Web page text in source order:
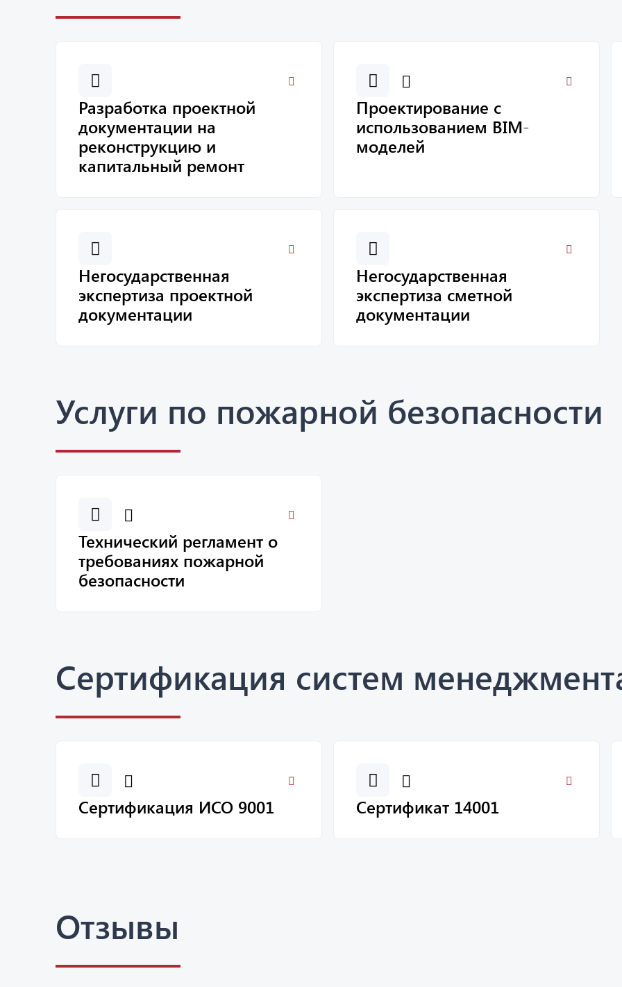
Разработка проектной
документации на
реконструкцию и
капитальный ремонт
Проектирование с
использованием BIM-
моделей
Негосударственная
экспертиза проектной
документации
Негосударственная
экспертиза сметной
документации
Услуги по пожарной безопасности
Технический регламент о
требованиях пожарной
безопасности
Сертификация систем
Сертификация ИСО 9001 Сертификат 14001
Отзывы